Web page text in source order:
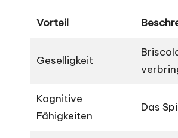
Vorteil
Geselligkeit
Kognitive
Fähigkeiten
Das